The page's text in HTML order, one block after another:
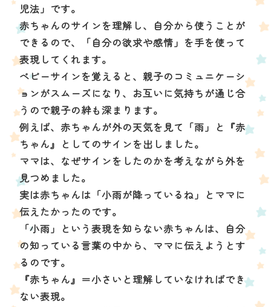
児法」です。
赤ちゃんのサインを理解し、自分から使うことが
できるので、「自分の欲求や感情」を手を使って
表現してくれます。
ベビーサインを覚えると、親子のコミュニケーシ
ョンがスムーズになり、お互いに気持ちが通じ合
うので親子の絆も深まります。
例えば、赤ちゃんが外の天気を見て「雨」と『赤
ちゃん』としてのサインを出しました。
ママは、なぜサインをしたのかを考えながら外を
見つめました。
実は赤ちゃんは「小雨が降っているね」とママに
伝えたかったのです。
「小雨」という表現を知らない赤ちゃんは、自分
の知っている言葉の中から、ママに伝えようとす
るのです。
『赤ちゃん』＝小さいと理解していなければでき
ない表現。